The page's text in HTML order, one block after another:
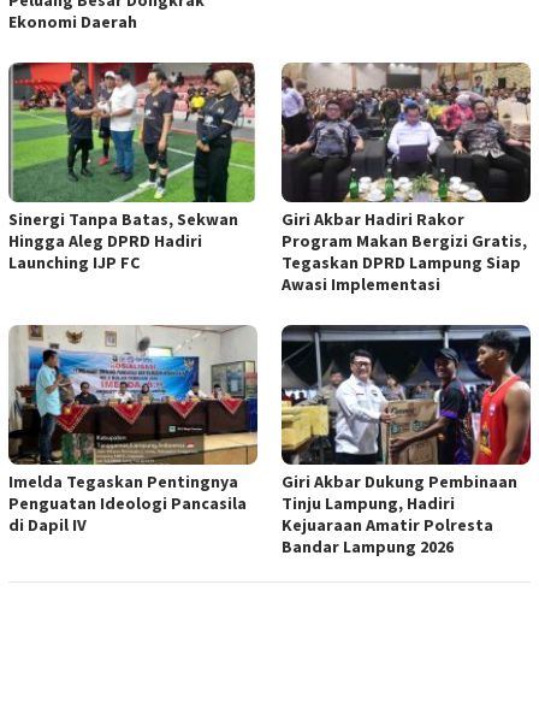
Ekonomi Daerah
Sinergi Tanpa Batas, Sekwan
Hingga Aleg DPRD Hadiri
Launching IJP FC
Giri Akbar Hadiri Rakor
Program Makan Bergizi Gratis,
Tegaskan DPRD Lampung Siap
Awasi Implementasi
Imelda Tegaskan Pentingnya
Penguatan Ideologi Pancasila
di Dapil IV
Giri Akbar Dukung Pembinaan
Tinju Lampung, Hadiri
Kejuaraan Amatir Polresta
Bandar Lampung 2026